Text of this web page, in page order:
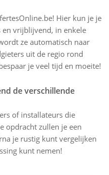
Hier kun je je
en vrijblijvend, in enkele
ze automatisch naar
uit de regio rond
je veel tijd en moeite!
de verschillende
of installateurs die
opdracht zullen je een
je rustig kunt vergelijken
kunt nemen!